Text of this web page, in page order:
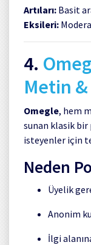
Artıları: Basit
Eksileri:
4.
Metin
Omegle, hem
sunan klasik
isteyenler için
Neden
Üyelik
Anonim
İlgi